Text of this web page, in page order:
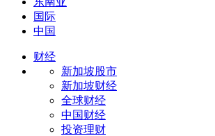
国际
中国
财经
新加坡股市
新加坡财经
全球财经
中国财经
投资理财